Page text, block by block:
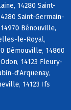
14280 Saint-
Saint-Germain-
Bénouville,
le-Royal,
Démouville, 14860
14123 Fleury-
d'Arquenay,
14123 Ifs